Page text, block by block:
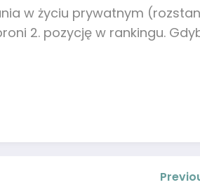
w życiu prywatnym
2. pozycję w rankingu.